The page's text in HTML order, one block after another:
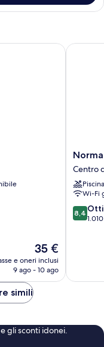
Il
prezzo
attuale
35 €
e oneri inclusi
9 ago - 10 ago
Hotel
Centro
di
Belo
Centro
Piscina
Wi-Fi
8.4
su
8,4
simili
gli sconti idonei.